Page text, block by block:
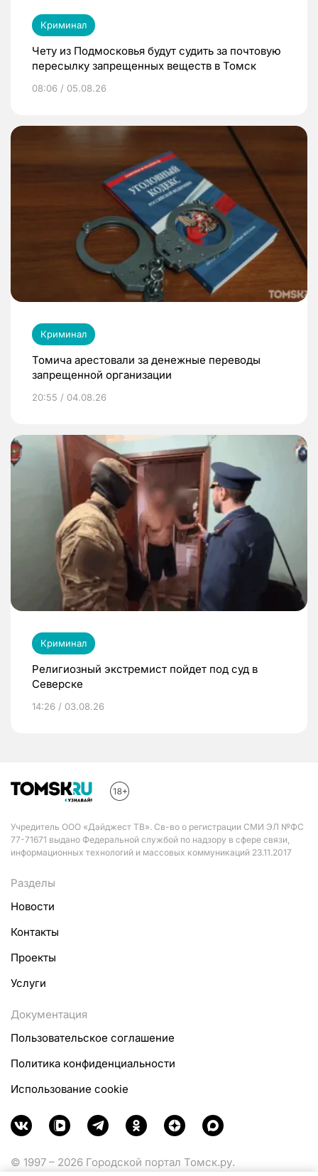
Криминал
Чету из Подмосковья будут судить за почтовую
пересылку запрещенных веществ в Томск
08:06 / 05.08.26
Криминал
Томича арестовали за денежные переводы
запрещенной организации
20:55 / 04.08.26
Криминал
Религиозный экстремист пойдет под суд в
Северске
14:26 / 03.08.26
Учредитель ООО «Дайджест ТВ». Св-во о регистрации СМИ ЭЛ №ФС
77-71671 выдано Федеральной службой по надзору в сфере связи,
информационных технологий и массовых коммуникаций 23.11.2017
Разделы
Новости
Контакты
Проекты
Услуги
Документация
Пользовательское соглашение
Политика конфиденциальности
Использование cookie
© 1997 – 2026 Городской портал Томск.ру.